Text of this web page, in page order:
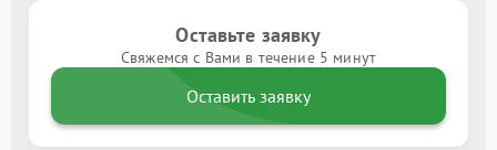
Оставьте заявку
Свяжемся с Вами в течение 5 минут
Оставить заявку